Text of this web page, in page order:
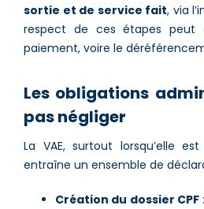
sortie et de service fait, via
respect de ces étapes peut
paiement, voire le
Les obligations
pas négliger
La VAE, surtout lorsqu’elle
entraîne un ensemble de
Création du dossier CPF